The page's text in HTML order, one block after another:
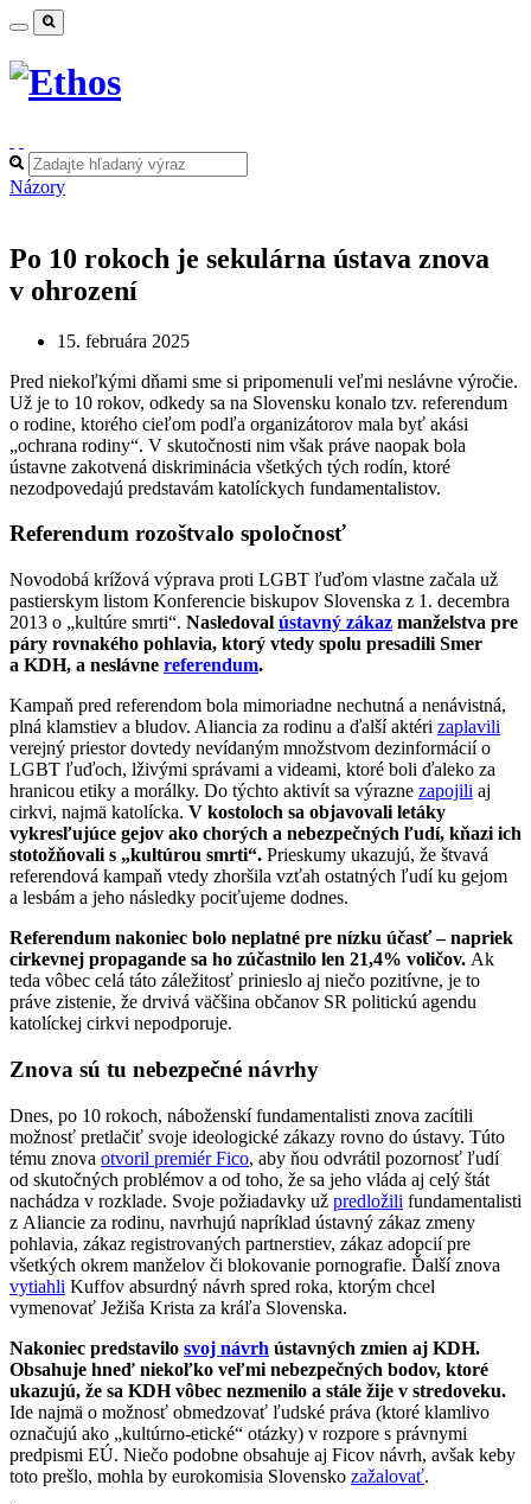
Názory
Po 10 rokoch je sekulárna ústava znova
v ohrození
15. februára 2025
Pred niekoľkými dňami sme si pripomenuli veľmi neslávne výročie.
Už je to 10 rokov, odkedy sa na Slovensku konalo tzv. referendum
o rodine, ktorého cieľom podľa organizátorov mala byť akási
„ochrana rodiny“. V skutočnosti nim však práve naopak bola
ústavne zakotvená diskriminácia všetkých tých rodín, ktoré
nezodpovedajú predstavám katolíckych fundamentalistov.
Referendum rozoštvalo spoločnosť
Novodobá krížová výprava proti LGBT ľuďom vlastne začala už
pastierskym listom Konferencie biskupov Slovenska z 1. decembra
2013 o „kultúre smrti“. Nasledoval ústavný zákaz manželstva pre
páry rovnakého pohlavia, ktorý vtedy spolu presadili Smer
a KDH, a neslávne referendum.
Kampaň pred referendom bola mimoriadne nechutná a nenávistná,
plná klamstiev a bludov. Aliancia za rodinu a ďalší aktéri zaplavili
verejný priestor dovtedy nevídaným množstvom dezinformácií o
LGBT ľuďoch, lživými správami a videami, ktoré boli ďaleko za
hranicou etiky a morálky. Do týchto aktivít sa výrazne zapojili aj
cirkvi, najmä katolícka. V kostoloch sa objavovali letáky
vykresľujúce gejov ako chorých a nebezpečných ľudí, kňazi ich
stotožňovali s „kultúrou smrti“. Prieskumy ukazujú, že štvavá
referendová kampaň vtedy zhoršila vzťah ostatných ľudí ku gejom
a lesbám a jeho následky pociťujeme dodnes.
Referendum nakoniec bolo neplatné pre nízku účasť – napriek
cirkevnej propagande sa ho zúčastnilo len 21,4% voličov. Ak
teda vôbec celá táto záležitosť prinieslo aj niečo pozitívne, je to
práve zistenie, že drvivá väčšina občanov SR politickú agendu
katolíckej cirkvi nepodporuje.
Znova sú tu nebezpečné návrhy
Dnes, po 10 rokoch, náboženskí fundamentalisti znova zacítili
možnosť pretlačiť svoje ideologické zákazy rovno do ústavy. Túto
tému znova otvoril premiér Fico, aby ňou odvrátil pozornosť ľudí
od skutočných problémov a od toho, že sa jeho vláda aj celý štát
nachádza v rozklade. Svoje požiadavky už predložili fundamentalisti
z Aliancie za rodinu, navrhujú napríklad ústavný zákaz zmeny
pohlavia, zákaz registrovaných partnerstiev, zákaz adopcií pre
všetkých okrem manželov či blokovanie pornografie. Ďalší znova
vytiahli Kuffov absurdný návrh spred roka, ktorým chcel
vymenovať Ježiša Krista za kráľa Slovenska.
Nakoniec predstavilo svoj návrh ústavných zmien aj KDH.
Obsahuje hneď niekoľko veľmi nebezpečných bodov, ktoré
ukazujú, že sa KDH vôbec nezmenilo a stále žije v stredoveku.
Ide najmä o možnosť obmedzovať ľudské práva (ktoré klamlivo
označujú ako „kultúrno-etické“ otázky) v rozpore s právnymi
predpismi EÚ. Niečo podobne obsahuje aj Ficov návrh, avšak keby
toto prešlo, mohla by eurokomisia Slovensko zažalovať.